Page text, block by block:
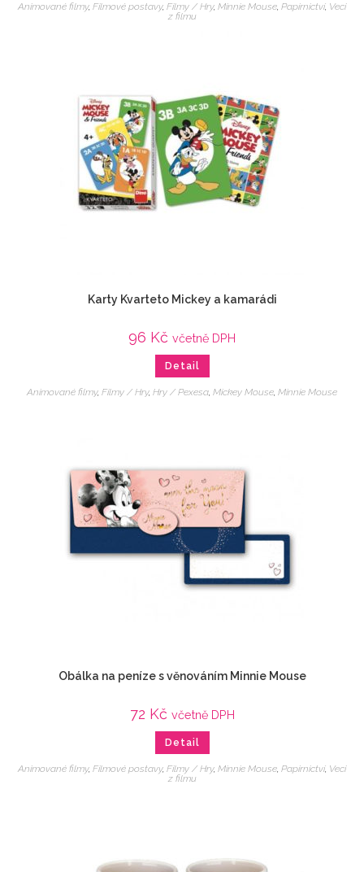
Animované filmy, Filmové postavy, Filmy / Hry, Minnie Mouse Papírnictví, Veci
z filmu
Karty Kvarteto Mickey a kamarádi
96 Kč včetně DPH
Detail
Animované filmy, Filmy / Hry, Hry / Pexesa, Mickey Mouse, Minnie Mouse
Obálka na peníze s věnováním Minnie Mouse
72 Kč včetně DPH
Detail
Animované filmy, Filmové postavy, Filmy / Hry, Minnie Mouse Papírnictví, Veci
z filmu